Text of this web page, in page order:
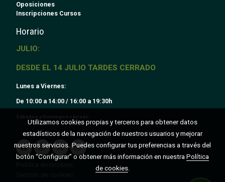
Oposiciones
Inscripciones Cursos
Horario
JULIO:
DESDE EL 14 JULIO TARDES CERRADO
Lunes a Viernes:
De 10:00 a 14:00 / 16:00 a 19:30h
Sábados y Domingos cerrado
Utilizamos cookies propias y terceros para obtener datos
estadísticos de la navegación de nuestros usuarios y mejorar
nuestros servicios. Puedes configurar tus preferencias a través del
botón “Configurar” o obtener más información en nuestra Política
de cookies.